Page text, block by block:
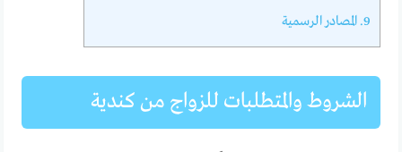
9. المصادر الرسمية
الشروط والمتطلبات للزواج من كندية